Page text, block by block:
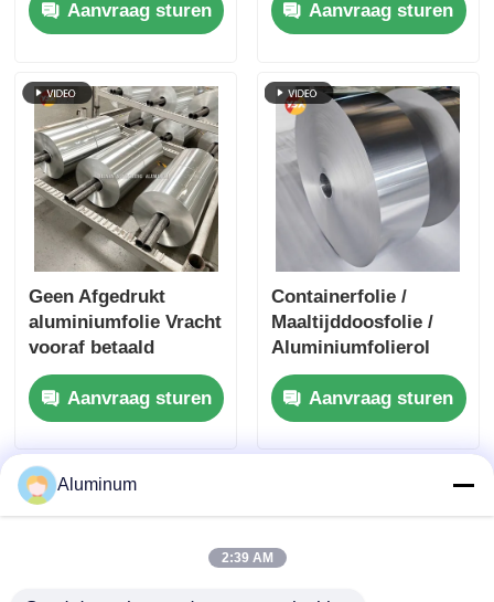
Blisterfolie Hoge
Dyne Gemakkelijk te
Gekreukeld Zilver
Goudfolie
Luchtdichte
Conservering
Medische Verpakking
Barrièrefolie
Aanvraag sturen
Sportapparatuur
Aanvraag sturen
Geen Afgedrukt
aluminiumfolie Vracht
vooraf betaald
geschikt voor
verpakkingen,
isolatie, koken en
industriële
toepassingen die
zorgen voor een
Aanvraag sturen
Containerfolie /
Maaltijddoosfolie /
Aluminiumfolierol
Aanpasbaar |
Legeringen 3003 &
8011 |
Voedselverpakkingsfolie
Aanvraag sturen
Aluminum
2:39 AM